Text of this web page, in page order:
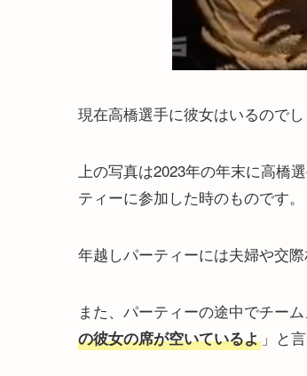
現在高橋選手に彼女はいるのでし
上の写真は2023年の年末に高橋
ティーに参加した時のものです。
年越しパーティーには夫婦や交
また、パーティーの途中でチー
の彼女の席が空いているよ 」と